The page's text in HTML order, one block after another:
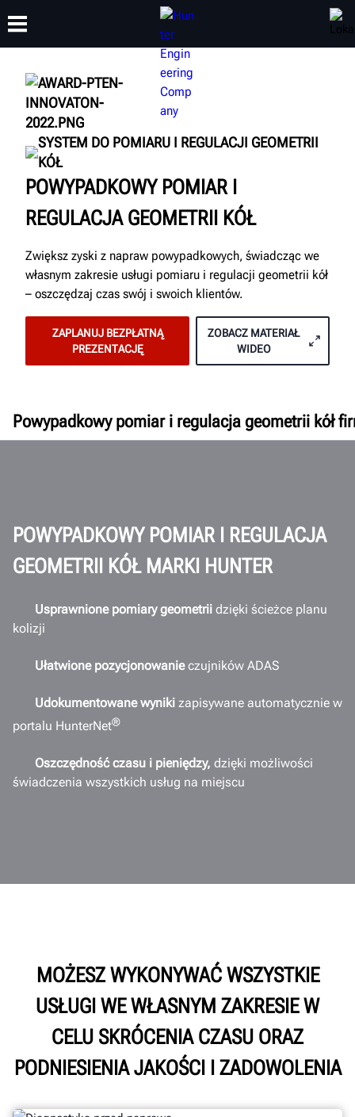
PRODUKTY
SZKOLENIA
SYSTEM DO POMIARU I REGULACJI GEOMETRII
KÓŁ
POWYPADKOWY POMIAR I
REGULACJA GEOMETRII KÓŁ
Zwiększ zyski z napraw powypadkowych, świadcząc we
własnym zakresie usługi pomiaru i regulacji geometrii kół
– oszczędzaj czas swój i swoich klientów.
ZAPLANUJ BEZPŁATNĄ
PREZENTACJĘ
ZOBACZ MATERIAŁ
WIDEO
Powypadkowy pomiar i regulacja geometrii kół
Filmy
Oprogramowanie
Obszar roboczy
Łączność
Dokumenty
POWYPADKOWY POMIAR I REGULACJA
GEOMETRII KÓŁ MARKI HUNTER
Usprawnione pomiary geometrii dzięki ścieżce planu
kolizji
Ułatwione pozycjonowanieczujników ADAS
Udokumentowane wyniki zapisywane automatycznie w
portalu HunterNet®
Oszczędność czasu i pieniędzy, dzięki możliwości
świadczenia wszystkich usług na miejscu
MOŻESZ WYKONYWAĆ WSZYSTKIE
USŁUGI WE WŁASNYM ZAKRESIE W
CELU SKRÓCENIA CZASU ORAZ
PODNIESIENIA JAKOŚCI I ZADOWOLENIA